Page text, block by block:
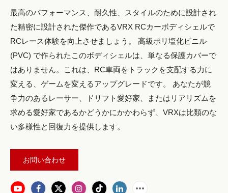
最高のパフォーマンス、耐久性、スタイルのために設計され
た精密に設計された傑作であるVRX RCカーボディシェルで
RCレース体験を向上させましょう。 高級ポリ塩化ビニル
(PVC) で作られたこのボディシェルは、単なる保護カバーで
はありません。これは、RC車両をトラックを支配する力に
変える、ゲームを変えるアップグレードです。 あなたが競
争力のあるレーサー、ドリフト愛好家、またはリアリズムを
求める愛好家であるかどうかにかかわらず、VRXは比類のな
い多様性と回復力を提供します。
お問い合わせ